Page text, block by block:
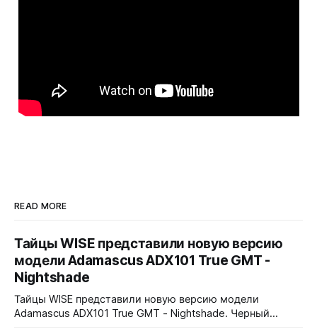
READ MORE
Тайцы WISE представили новую версию
модели Adamascus ADX101 True GMT -
Nightshade
Тайцы WISE представили новую версию модели
Adamascus ADX101 True GMT - Nightshade. Черный